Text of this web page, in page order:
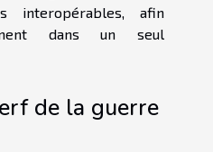
interopérables, afin
dans un seul
de la guerre